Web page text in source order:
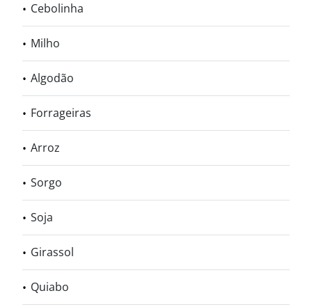
Cebolinha
Milho
Algodão
Forrageiras
Arroz
Sorgo
Soja
Girassol
Quiabo